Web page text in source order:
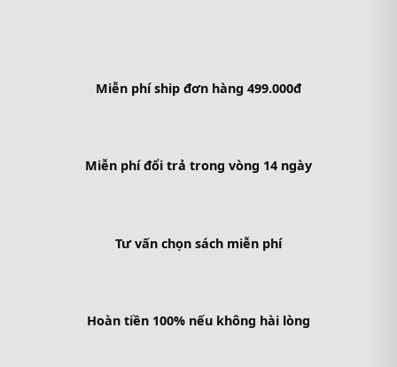
Miễn phí ship đơn hàng 499.000đ
Miễn phí đổi trả trong vòng 14 ngày
Tư vấn chọn sách miễn phí
Hoàn tiền 100% nếu không hài lòng